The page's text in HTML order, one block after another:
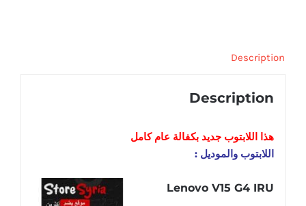
Description
Description
هذا اللابتوب جديد بكفالة عام كامل
اللابتوب والموديل :
Lenovo V15 G4 IRU